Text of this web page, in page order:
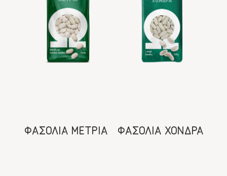
ΦΑΣΟΛΙΑ ΜΕΤΡΙΑ ΦΑΣΟΛΙΑ ΧΟΝΔΡΑ